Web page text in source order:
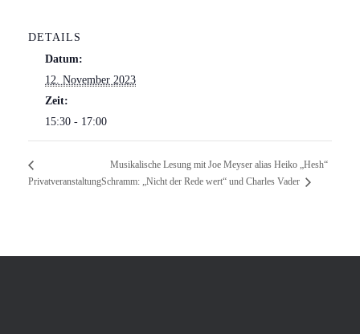
DETAILS
Datum:
12. November 2023
Zeit:
15:30 - 17:00
Privatveranstaltung
Musikalische Lesung mit Joe Meyser alias Heiko „Hesh“
Schramm: „Nicht der Rede wert“ und Charles Vader